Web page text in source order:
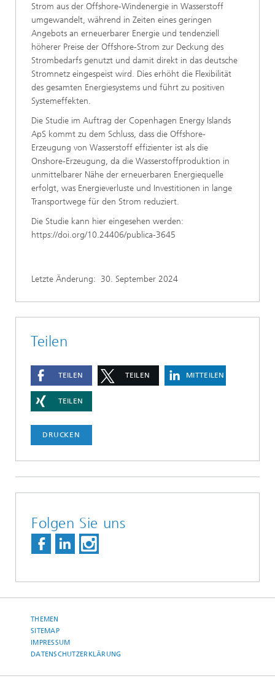
Strom aus der Offshore-Windenergie in Wasserstoff
umgewandelt, während in Zeiten eines geringen
Angebots an erneuerbarer Energie und tendenziell
höherer Preise der Offshore-Strom zur Deckung des
Strombedarfs genutzt und damit direkt in das deutsche
Stromnetz eingespeist wird. Dies erhöht die Flexibilität
des gesamten Energiesystems und führt zu positiven
Systemeffekten.
Die Studie im Auftrag der Copenhagen Energy Islands
ApS kommt zu dem Schluss, dass die Offshore-
Erzeugung von Wasserstoff effizienter ist als die
Onshore-Erzeugung, da die Wasserstoffproduktion in
unmittelbarer Nähe der erneuerbaren Energiequelle
erfolgt, was Energieverluste und Investitionen in lange
Transportwege für den Strom reduziert.
Die Studie kann hier eingesehen werden:
https://doi.org/10.24406/publica-3645
Letzte Änderung: 30. September 2024
Teilen
TEILEN TEILEN MITTEILEN
TEILEN
DRUCKEN
Folgen Sie uns
THEMEN
SITEMAP
IMPRESSUM
DATENSCHUTZERKLÄRUNG